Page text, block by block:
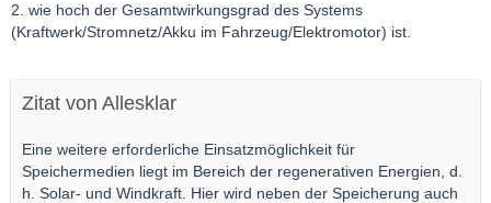
2. wie hoch der Gesamtwirkungsgrad des Systems
(Kraftwerk/Stromnetz/Akku im Fahrzeug/Elektromotor) ist.
Zitat von Allesklar
Eine weitere erforderliche Einsatzmöglichkeit für
Speichermedien liegt im Bereich der regenerativen Energien, d.
h. Solar- und Windkraft. Hier wird neben der Speicherung auch